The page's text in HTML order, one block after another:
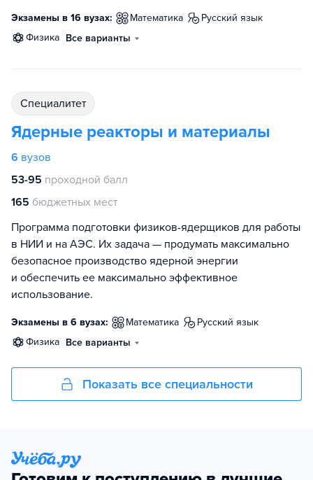
Экзамены в 16 вузах: математика
русский язык
физика Все варианты
специалитет
Ядерные реакторы и материалы
6 вузов
53-95 проходной балл
165 бюджетных мест
Программа подготовки физиков-ядерщиков для работы
в НИИ и на АЭС. Их задача — продумать максимально
безопасное производство ядерной энергии
и обеспечить ее максимально эффективное
использование.
Экзамены в 6 вузах: математика
русский язык
физика Все варианты
Показать все специальности